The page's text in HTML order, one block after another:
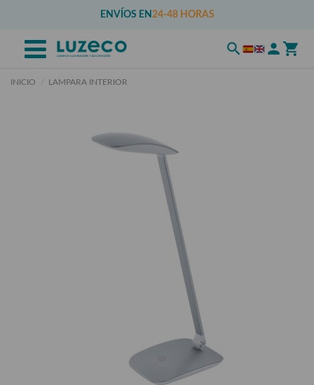
ENVÍOS EN 24-48 HORAS
INICIO LAMPARA INTERIOR